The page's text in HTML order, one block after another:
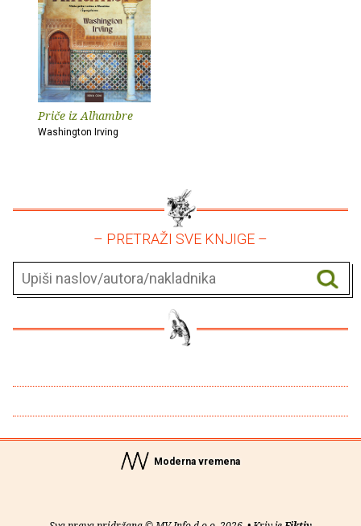
Priče iz Alhambre
Washington Irving
– PRETRAŽI SVE KNJIGE –
Moderna vremena